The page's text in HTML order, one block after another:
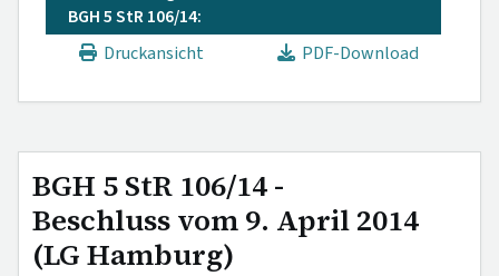
BGH 5 StR 106/14:
Druckansicht
PDF-Download
BGH 5 StR 106/14 -
Beschluss vom 9. April 2014
(LG Hamburg)